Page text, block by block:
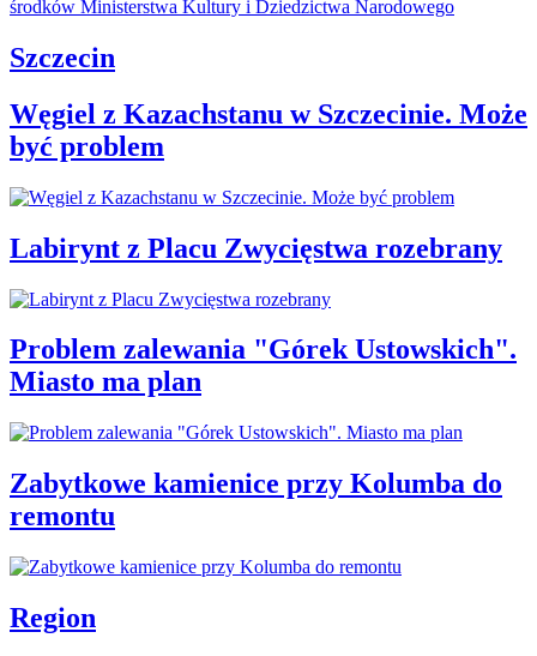
Szczecin
Węgiel z Kazachstanu w Szczecinie. Może
być problem
Labirynt z Placu Zwycięstwa rozebrany
Problem zalewania "Górek Ustowskich".
Miasto ma plan
Zabytkowe kamienice przy Kolumba do
remontu
Region